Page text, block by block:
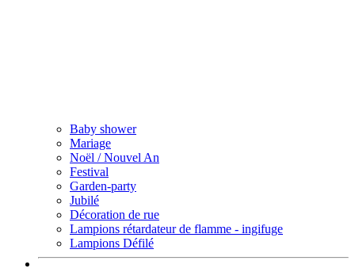
Baby shower
Mariage
Noël / Nouvel An
Festival
Garden-party
Jubilé
Décoration de rue
Lampions rétardateur de flamme - ingifuge
Lampions Défilé